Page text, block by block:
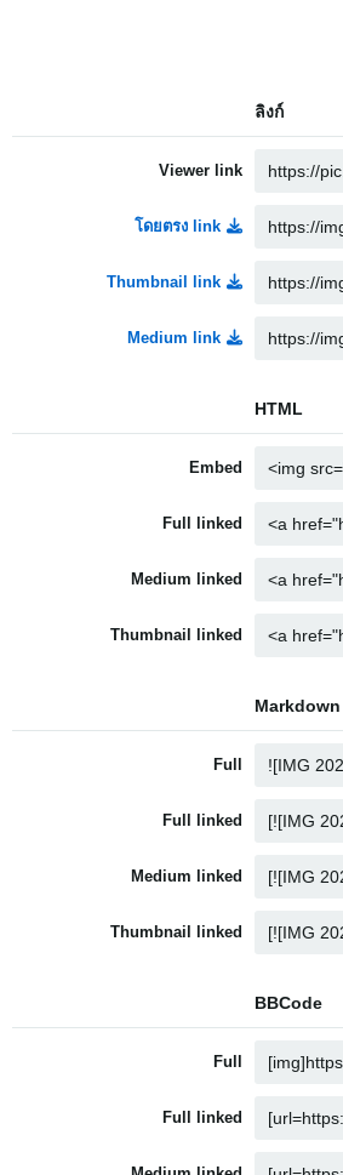
ลิงก์
Viewer link
โดยตรง link
Thumbnail link
Medium link
HTML
Embed
Full linked
Medium linked
Thumbnail linked
Markdown
Full
Full linked
Medium linked
Thumbnail linked
BBCode
Full
Full linked